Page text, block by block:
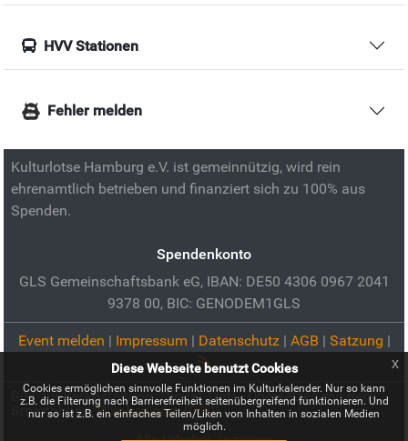
HVV Stationen
Fehler melden
Kulturlotse Hamburg e.V. ist gemeinnützig, wird rein
ehrenamtlich betrieben und finanziert sich zu 100% aus
Spenden.
Spendenkonto
GLS Gemeinschaftsbank eG, IBAN: DE50 4306 0967 2041
9378 00, BIC: GENODEM1GLS
Event melden | Impressum | Datenschutz| AGB | Satzung |
Bild zur Veranstaltung:Digital-Treff - Übersetzen mit dem
Smartphone:Pixabay.com (CC0)
Diese Webseite benutzt Cookies
Cookies ermöglichen sinnvolle Funktionen im Kulturkalender. Nur so kann
z.B. die Filterung nach Barrierefreiheit seitenübergreifend funktionieren. Und
nur so ist z.B. ein einfaches Teilen/Liken von Inhalten in sozialen Medien
möglich.
x